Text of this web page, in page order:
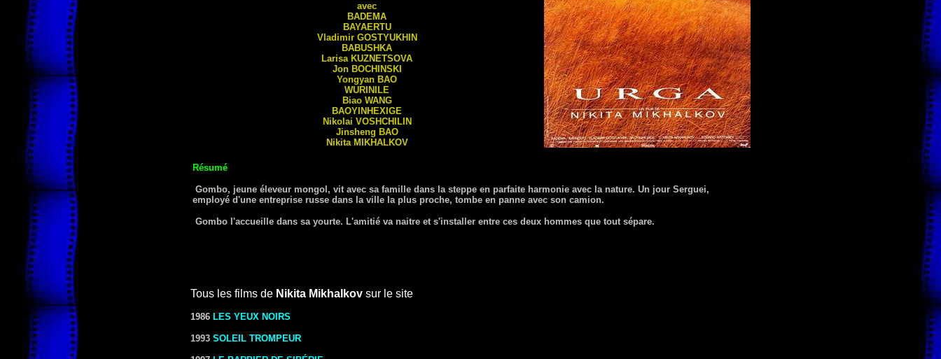
avec
BADEMA
BAYAERTU
Vladimir GOSTYUKHIN
BABUSHKA
Larisa KUZNETSOVA
Jon BOCHINSKI
Yongyan BAO
WURINILE
Biao WANG
BAOYINHEXIGE
Nikolai VOSHCHILIN
Jinsheng BAO
Nikita MIKHALKOV
Résumé
Gombo, jeune éleveur mongol, vit avec sa famille dans la steppe en parfaite harmonie avec la nature. Un jour Serguei,
employé d'une entreprise russe dans la ville la plus proche, tombe en panne avec son camion.
Gombo l'accueille dans sa yourte. L'amitié va naitre et s'installer entre ces deux hommes que tout sépare.
Tous les films de Nikita Mikhalkov sur le site
1986 LES YEUX NOIRS
1993 SOLEIL TROMPEUR